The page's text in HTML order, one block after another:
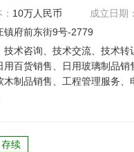
10万人民币
成立日期
镇府前东街9号-2779
技术咨询、技术交流、技术
用百货销售、日用玻璃制品
木制品销售、工程管理服务
设备销售
存续